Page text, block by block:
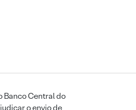
Banco Central do
o envio de